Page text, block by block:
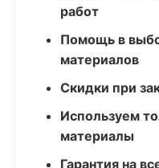
работ
Помощь в
материалов
Скидки при
Используем
материалы
Гарантия на